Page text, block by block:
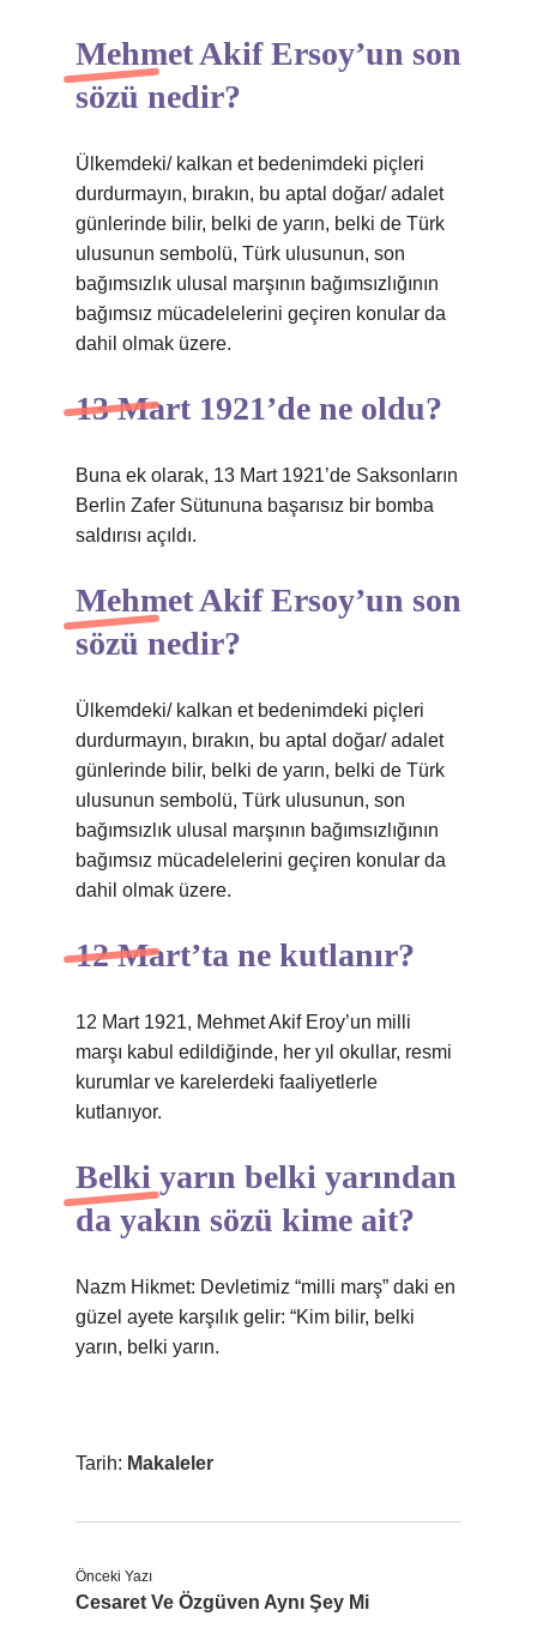
Mehmet Akif Ersoy’un son
sözü nedir?
Ülkemdeki/ kalkan et bedenimdeki piçleri
durdurmayın, bırakın, bu aptal doğar/ adalet
günlerinde bilir, belki de yarın, belki de Türk
ulusunun sembolü, Türk ulusunun, son
bağımsızlık ulusal marşının bağımsızlığının
bağımsız mücadelelerini geçiren konular da
dahil olmak üzere.
13 Mart 1921’de ne oldu?
Buna ek olarak, 13 Mart 1921’de Saksonların
Berlin Zafer Sütununa başarısız bir bomba
saldırısı açıldı.
Mehmet Akif Ersoy’un son
sözü nedir?
Ülkemdeki/ kalkan et bedenimdeki piçleri
durdurmayın, bırakın, bu aptal doğar/ adalet
günlerinde bilir, belki de yarın, belki de Türk
ulusunun sembolü, Türk ulusunun, son
bağımsızlık ulusal marşının bağımsızlığının
bağımsız mücadelelerini geçiren konular da
dahil olmak üzere.
12 Mart’ta ne kutlanır?
12 Mart 1921, Mehmet Akif Eroy’un milli
marşı kabul edildiğinde, her yıl okullar, resmi
kurumlar ve karelerdeki faaliyetlerle
kutlanıyor.
Belki yarın belki yarından
da yakın sözü kime ait?
Nazm Hikmet: Devletimiz “milli marş” daki en
güzel ayete karşılık gelir: “Kim bilir, belki
yarın, belki yarın.
Tarih: Makaleler
Önceki Yazı
Cesaret Ve Özgüven Aynı Şey Mi